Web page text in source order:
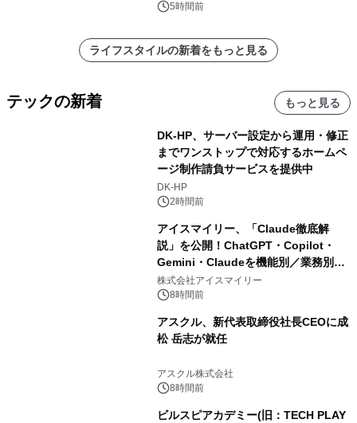
5時間前
ライフスタイルの新着をもっと見る
テックの新着 もっと見る
DK-HP、サーバー設定から運用・修正
までワンストップで対応するホームペ
ージ制作請負サービスを提供中
DK-HP
2時間前
アイスマイリー、「Claude徹底解
説」を公開！ChatGPT・Copilot・
Gemini・Claudeを機能別／業務別に
比較―自社に合う生成AIの選び方がわ
かる実践ガイド
株式会社アイスマイリー
8時間前
アスクル、新代表取締役社長CEOに成
松 岳志が就任
アスクル株式会社
8時間前
ビルスピアカデミー(旧：TECH PLAY